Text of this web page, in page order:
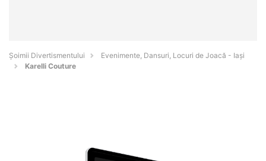
Şoimii Divertismentului
Evenimente, Dansuri, Locuri de Joacă - Iaşi
Karelli Couture